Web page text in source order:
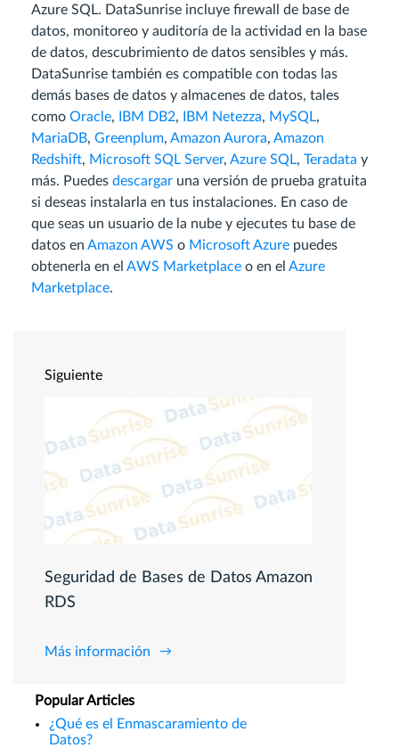
Azure SQL. DataSunrise incluye firewall de base de
datos, monitoreo y auditoría de la actividad en la base
de datos, descubrimiento de datos sensibles y más.
DataSunrise también es compatible con todas las
demás bases de datos y almacenes de datos, tales
como Oracle, IBM DB2, IBM Netezza, MySQL,
MariaDB, Greenplum, Amazon Aurora, Amazon
Redshift, Microsoft SQL Server, Azure SQL, Teradata y
más. Puedes descargar una versión de prueba gratuita
si deseas instalarla en tus instalaciones. En caso de
que seas un usuario de la nube y ejecutes tu base de
datos en Amazon AWS o Microsoft Azure puedes
obtenerla en el AWS Marketplace o en el Azure
Marketplace.
Siguiente
Seguridad de Bases de Datos Amazon
RDS
Más información
Popular Articles
¿Qué es el Enmascaramiento de
Datos?